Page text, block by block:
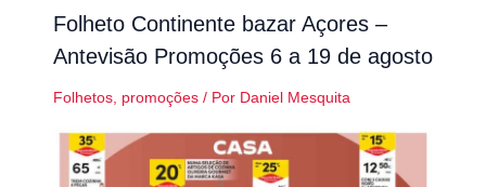
Folheto Continente bazar Açores –
Antevisão Promoções 6 a 19 de agosto
Folhetos, promoções/ Por Daniel Mesquita